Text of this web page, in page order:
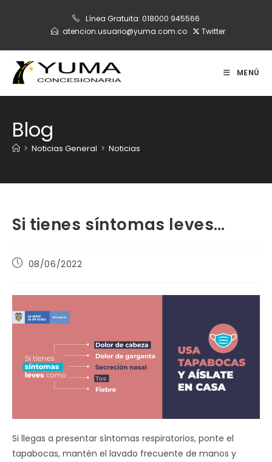
Línea Gratuita: 018000 945566
atencion.usuario@yuma.com.co
Twitter
MENÚ
Blog
> Noticias General > Noticias
Si tienes síntomas leves…
Publicación
entrada:
08/06/2022
Si llegas a presentar síntomas respiratorios, ponte el
tapabocas, mantén el lavado frecuente de manos y